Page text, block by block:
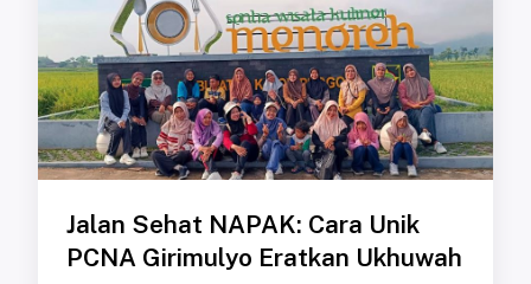
Jalan Sehat NAPAK: Cara Unik
PCNA Girimulyo Eratkan Ukhuwah